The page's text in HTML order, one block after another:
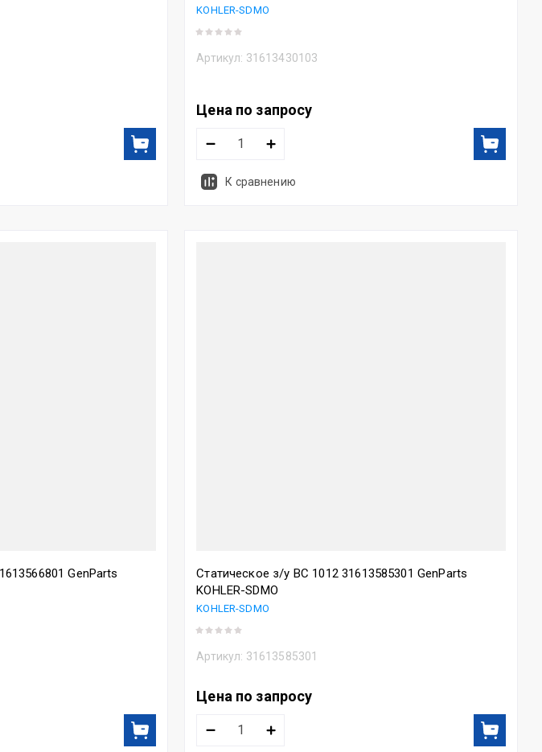
KOHLER-SDMO
Артикул: 31613430103
Цена по запросу
К сравнению
GenParts
Статическое з/у BC 1012 31613585301 GenParts
KOHLER-SDMO
KOHLER-SDMO
Артикул: 31613585301
Цена по запросу